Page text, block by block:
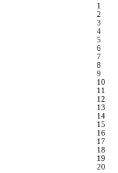
1
2
3
4
5
6
7
8
9
10
11
12
13
14
15
16
17
18
19
20